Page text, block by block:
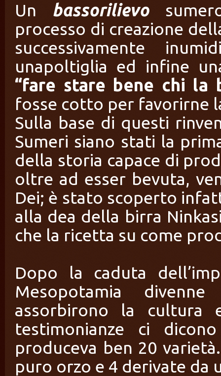
Un bassorilievo
processo di creazione
successivamente
unapoltiglia ed infine
“fare stare bene chi la
fosse cotto per favorirne
Sulla base di questi
Sumeri siano stati la
della storia capace di
oltre ad esser bevuta,
Dei; è stato scoperto
alla dea della birra
che la ricetta su come
Dopo la caduta
Mesopotamia
assorbirono la
testimonianze ci
produceva ben 20
puro orzo e 4 derivate da